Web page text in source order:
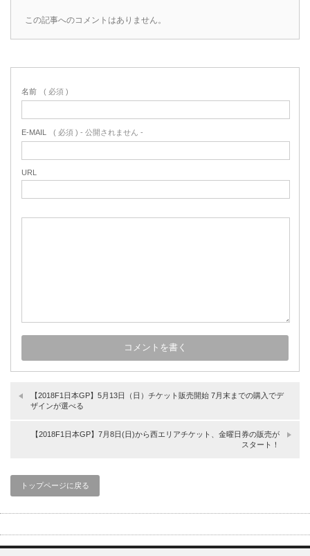
この記事へのコメントはありません。
名前 ( 必須 )
E-MAIL ( 必須 ) - 公開されません -
URL
【2018F1日本GP】5月13日（日）チケット販売開始 7月末までの購入でデ
ザインが選べる
【2018F1日本GP】7月8日(日)から西エリアチケット、金曜日券の販売が
スタート！
トップページに戻る